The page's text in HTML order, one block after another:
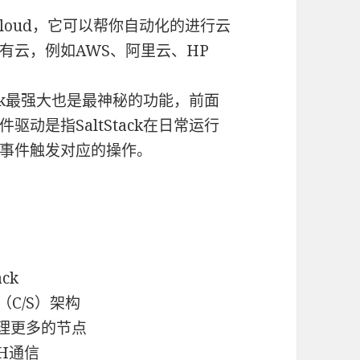
，它可以帮你自动化的进行云
云，例如AWS、阿里云、HP
强大也是最神秘的功能，前面
驱动是指SaltStack在日常运行
件触发对应的操作。
C/S）架构
更多的节点
通信